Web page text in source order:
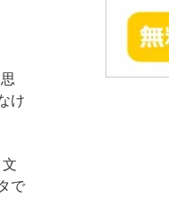
け
で